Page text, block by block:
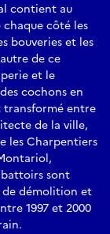
contient au
côté les
bouveries et les
de ce
et le
cochons en
transformé entre
de la ville,
les Charpentiers
sont
de démolition et
1997 et 2000